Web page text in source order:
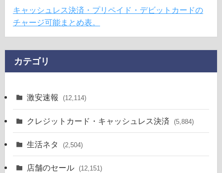
キャッシュレス決済・プリペイド・デビットカードの
チャージ可能まとめ表。
カテゴリ
激安速報 (12,114)
クレジットカード・キャッシュレス決済 (5,884)
生活ネタ (2,504)
店舗のセール (12,151)